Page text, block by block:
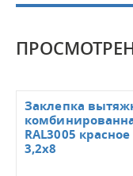
Заклепка
RAL3005
3,2х8